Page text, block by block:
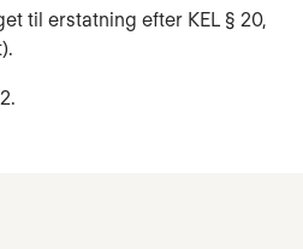
til erstatning efter KEL § 20,